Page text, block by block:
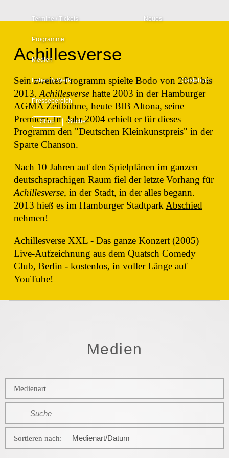
Termine / Tickets Neues
Programme
Klavierkabarett
Wunderpunkt
Wandelmut
Was, wenn
doch?
Antigone
König
Ödipus
Zungenbrecher 4.0
In guter
Begleitung
25 Jahre
Wartke
Noah war
Medien
Videos
Audios
Texte
Leben & Werk
Vita
Wirken
Lebenslauf
Gästebuch
Pressebereich
Bodo & seine Programme
Wunderpunkt
Antigone
König Ödipus In guter Begleitung
Zungenbrecher
Einzelne Lieder
Shop Suche
Achillesverse
Sein zweites Programm spielte Bodo von 2003 bis
2013. Achillesversehatte 2003 in der Hamburger
AGMA Zeitbühne, heute BIB Altona, seine
Premiere. Im Jahr 2004 erhielt er für dieses
Programm den "Deutschen Kleinkunstpreis" in der
Sparte Chanson.
Nach 10 Jahren auf den Spielplänen im ganzen
deutschsprachigen Raum fiel der letzte Vorhang für
Achillesverse, in der Stadt, in der alles begann.
2013 hieß es im Hamburger Stadtpark Abschied
nehmen!
Achillesverse XXL - Das ganze Konzert (2005)
Live-Aufzeichnung aus dem Quatsch Comedy
Club, Berlin - kostenlos, in voller Länge auf
YouTube!
Medien
Medienart
Sortieren nach: